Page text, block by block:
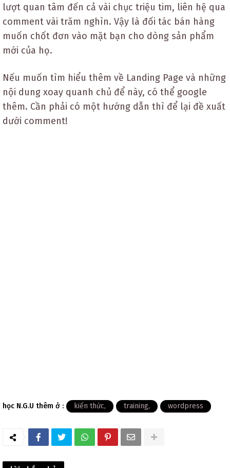
lượt quan tâm đến cả vài chục triệu tim, liên hệ qua
comment vài trăm nghìn. Vậy là đối tác bán hàng
muốn chốt đơn vào mặt bạn cho dòng sản phẩm
mới của họ.
Nếu muốn tìm hiểu thêm về Landing Page và những
nội dung xoay quanh chủ để này, có thể google
thêm. Cần phải có một hướng dẫn thì để lại đề xuất
dưới comment!
học N.G.U thêm ở : kiến thức training wordpress